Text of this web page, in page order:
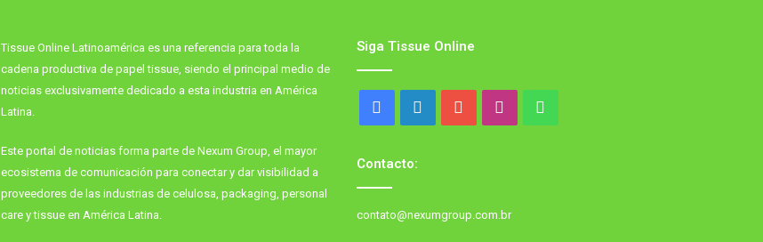
Tissue Online Latinoamérica es una referencia para toda la
cadena productiva de papel tissue, siendo el principal medio de
noticias exclusivamente dedicado a esta industria en América
Latina.
Este portal de noticias forma parte de Nexum Group, el mayor
ecosistema de comunicación para conectar y dar visibilidad a
proveedores de las industrias de celulosa, packaging, personal
care y tissue en América Latina.
Siga Tissue Online
FacebookLinkedInYouTubeInstagram
Contacto:
contato@nexumgroup.com.br